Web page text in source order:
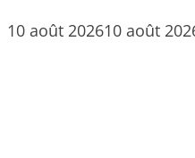
10 août 202610 août